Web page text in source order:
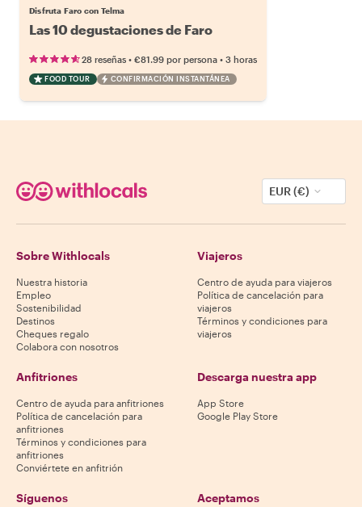
Disfruta Faro con Telma
Las 10 degustaciones de Faro
28 reseñas • €81.99 por persona • 3 horas
FOOD TOUR CONFIRMACIÓN INSTANTÁNEA
EUR (€)
Sobre Withlocals
Nuestra historia
Empleo
Sostenibilidad
Destinos
Cheques regalo
Colabora con nosotros
Viajeros
Centro de ayuda para viajeros
Política de cancelación para
viajeros
Términos y condiciones para
viajeros
Anfitriones
Centro de ayuda para anfitriones
Política de cancelación para
anfitriones
Términos y condiciones para
anfitriones
Conviértete en anfitrión
Descarga nuestra app
App Store
Google Play Store
Síguenos Aceptamos